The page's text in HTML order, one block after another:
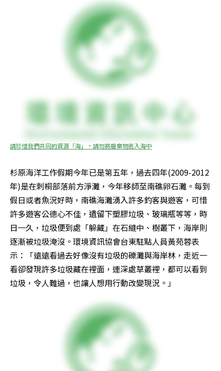
請珍惜我們共同的資源「海」，請勿將廢棄物丟入海中
杉原海洋工作假期今年已是第五年，過去四年(2009-2012
年)是在刺桐部落前方淨灘，今年移師至南礁卵石灘。每到
假日或者魚況好時，南礁海灘湧入許多釣客與遊客，可惜
許多遊客公德心不佳，遺留下塑膠垃圾、玻璃瓶等等，時
日一久，垃圾便到處「躲藏」在石縫中、樹叢下，海岸則
逐漸被垃圾淹沒。環境資訊協會台東駐點人員黃苑蓉表
示：「遠遠看過去好像沒有垃圾的礫灘與海岸林，走近一
看卻發現許多垃圾藏在裡面，連深處草叢裡，都可以看到
垃圾，令人難過，也讓人想用行動改變現況。」